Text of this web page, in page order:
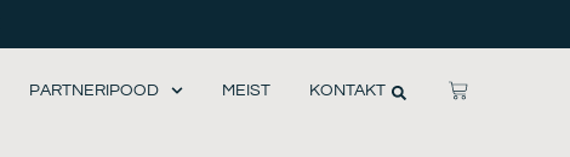
PARTNERIPOOD MEIST KONTAKT
CART